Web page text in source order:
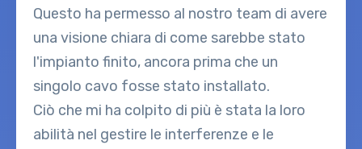
Questo ha permesso al nostro team di avere
una visione chiara di come sarebbe stato
l'impianto finito, ancora prima che un
singolo cavo fosse stato installato.
Ciò che mi ha colpito di più è stata la loro
abilità nel gestire le interferenze e le